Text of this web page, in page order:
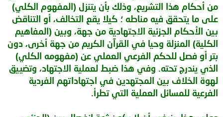
من أحكام هذا التشريع، وذلك بأن يتنزل (المفهوم الكلي)
على ما يتحقق فيه مناطه ؛ كيلا يقع التخالف، أو التناقض
بين الأحكام الجزئية الاجتهادية من جهة، وبين (المفاهيم
الكلية) المنزلة وحيا في القرآن الكريم من جهة أخرى، دون
بتر أو فصل للحكم الفرعي العملي عن (مفهومه الكلي)
الذي يندرج تحته. وفي هذا ضبط لعملية الاجتهاد، وتضييق
لهوة الخلاف بين المجتهدين في اجتهاداتهم الفردية
الفرعية للمسائل العملية التي تطرأ.